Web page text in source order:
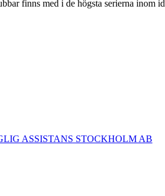
finns med i de högsta serierna inom
ASSISTANS STOCKHOLM AB